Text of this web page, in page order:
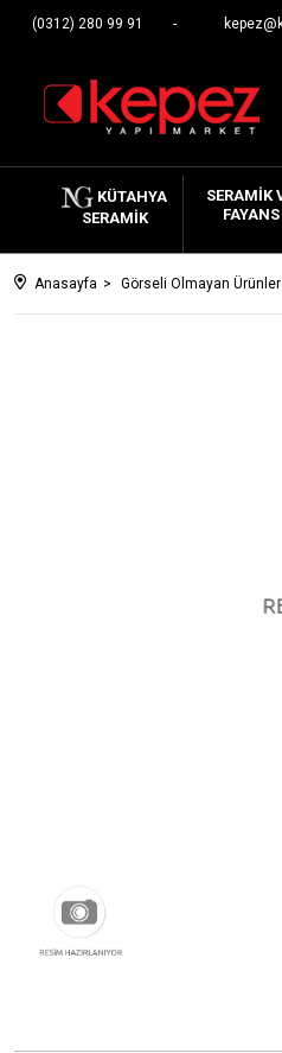
(0312) 280 99 91
KÜTAHYA
SERAMIK
SERAMIK
FAYANS
Anasayfa Görseli Olmayan Ürünler